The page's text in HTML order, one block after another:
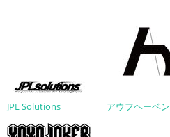
JPL Solutions アウフヘーベン